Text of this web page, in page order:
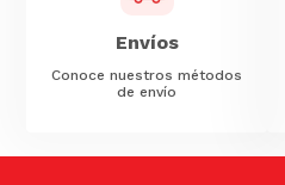
Envíos
Conoce nuestros métodos
de envío